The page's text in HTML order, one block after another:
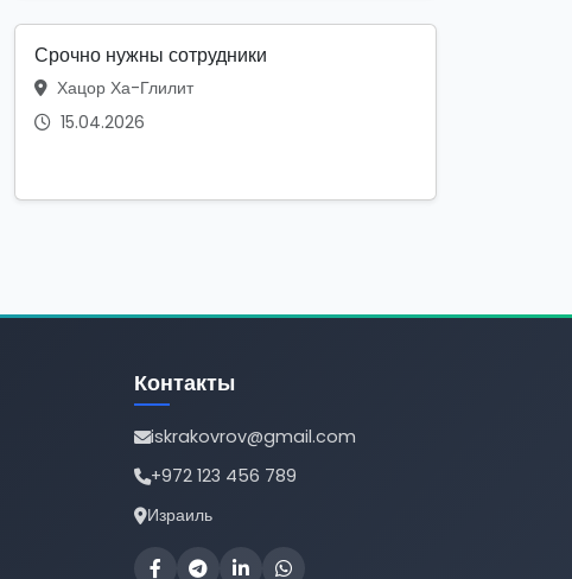
Срочно нужны сотрудники
Хацор Ха-Глилит
15.04.2026
Контакты
iskrakovrov@gmail.com
+972 123 456 789
Израиль